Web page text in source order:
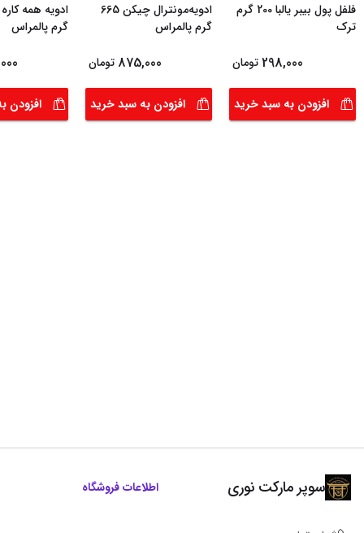
فلفل پول بیبر یالبا 200 گرم
ترک
298,000 تومان
افزودن به سبد خرید
ادویه‌مونترال چیکن 665
گرم پالمراس
875,000 تومان
افزودن به سبد خرید
گرم پالمراس
افزودن
سوپر مارکت نوری اطلاعات فروشگاه